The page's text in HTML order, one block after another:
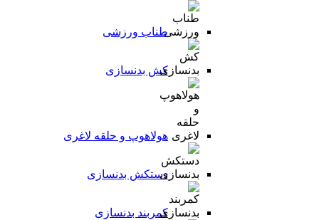
طناب ورزشی
کش بدنسازی
هولاهوپ و حلقه لاغری
دستکش بدنسازی
کمربند بدنسازی